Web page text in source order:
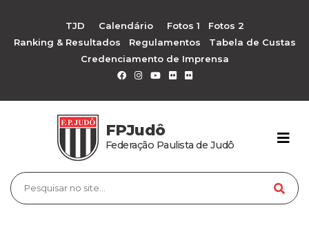
TJD Calendário Fotos 1
Fotos 2
Ranking & Resultados
Regulamentos
Tabela de Custas
Credenciamento de Imprensa
FPJudô
Federação Paulista de Judô